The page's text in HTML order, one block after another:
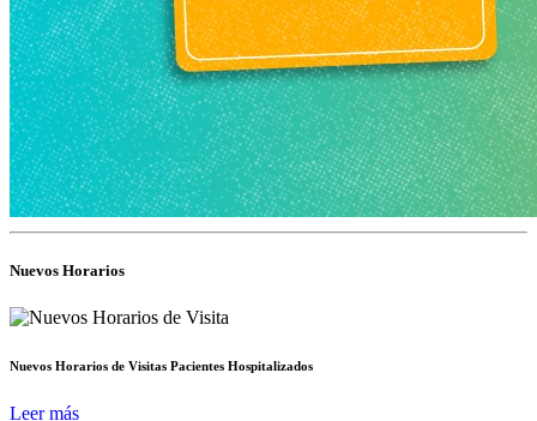
Nuevos Horarios
Nuevos Horarios de Visitas Pacientes Hospitalizados
Leer más